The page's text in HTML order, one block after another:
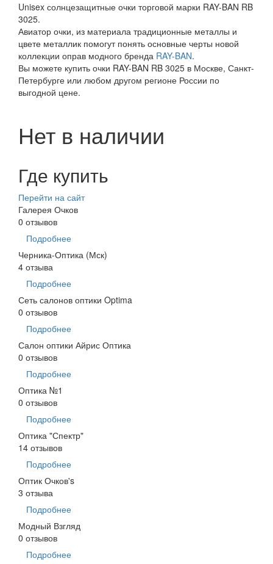
Unisex солнцезащитные очки торговой марки RAY-BAN RB
3025.
Авиатор очки, из материала традиционные металлы и
цвете металлик помогут понять основные черты новой
коллекции оправ модного бренда RAY-BAN.
Вы можете купить очки RAY-BAN RB 3025 в Москве, Санкт-
Петербурге или любом другом регионе России по
выгодной цене.
Нет в наличии
Где купить
Перейти на сайт
Галерея Очков
0 отзывов
Подробнее
Черника-Оптика (Мск)
4 отзыва
Подробнее
Сеть салонов оптики Optima
0 отзывов
Подробнее
Салон оптики Айрис Оптика
0 отзывов
Подробнее
Оптика №1
0 отзывов
Подробнее
Оптика "Спектр"
14 отзывов
Подробнее
Оптик Очков's
3 отзыва
Подробнее
Модный Взгляд
0 отзывов
Подробнее